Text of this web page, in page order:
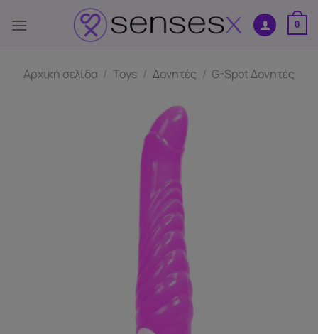
στο
0
Αρχική σελίδα / Toys / Δονητές / G-Spot Δονητές